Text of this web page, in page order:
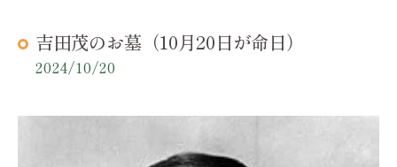
吉田茂のお墓（10月20日が命日）
2024/10/20